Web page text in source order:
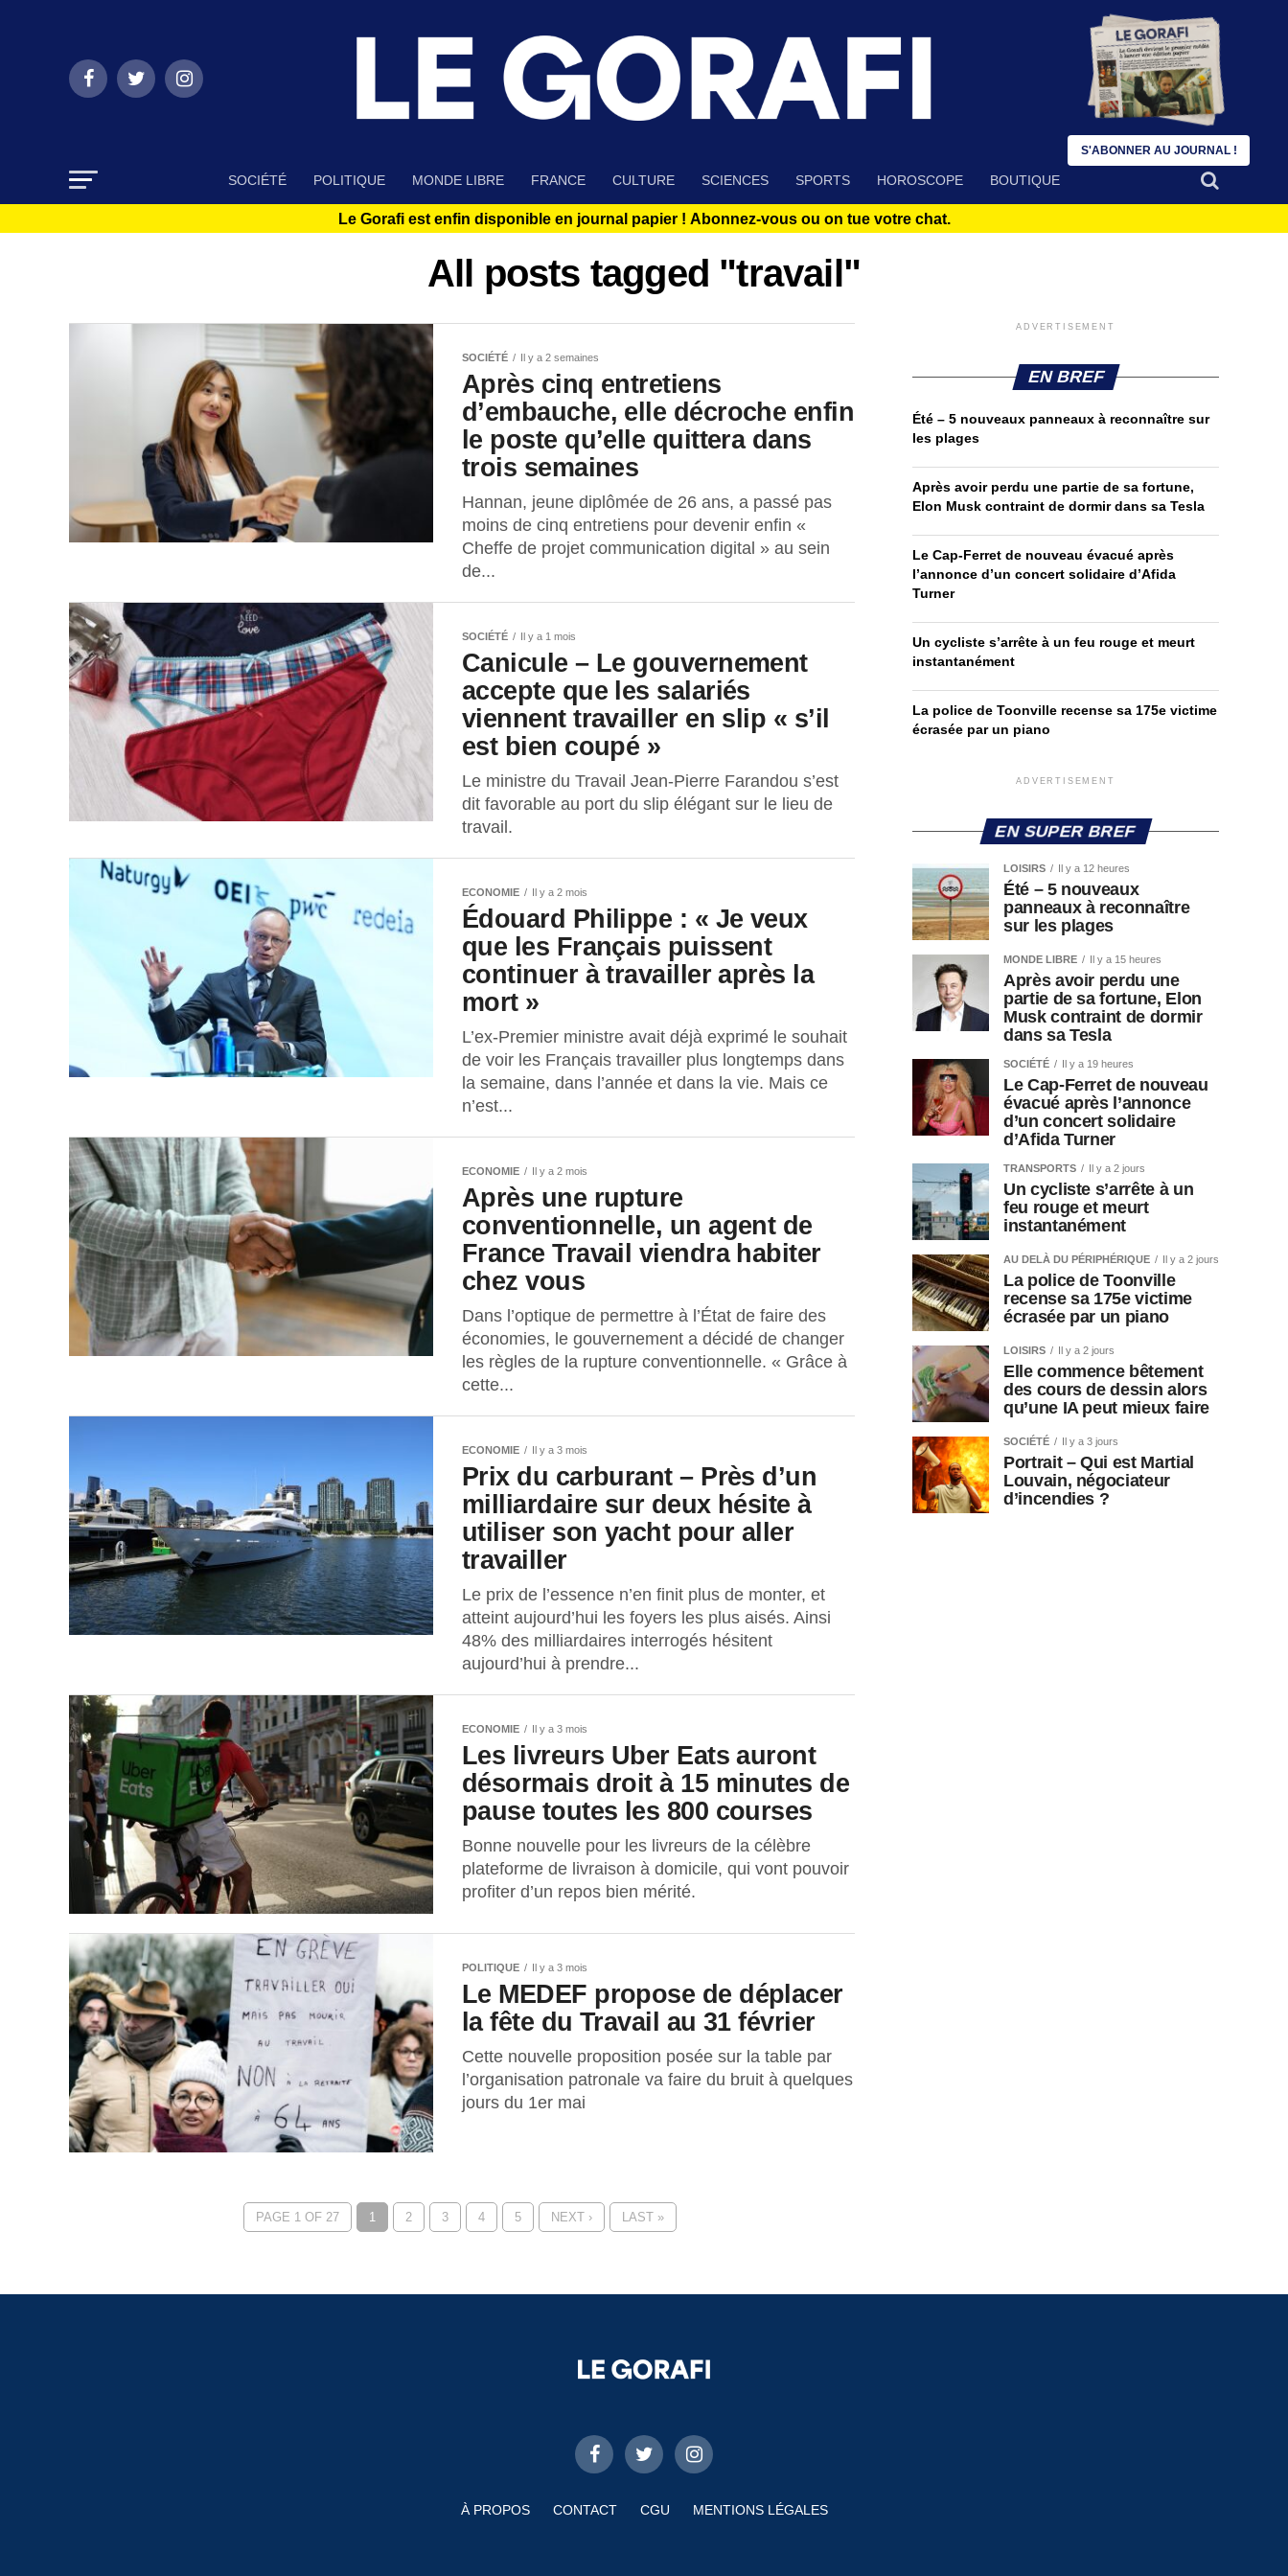
SOCIÉTÉ POLITIQUE MONDE LIBRE FRANCE CULTURE SCIENCES SPORTS HOROSCOPE BOUTIQUE
Le Gorafi est enfin disponible en journal papier ! Abonnez-vous ou on tue votre chat.
All posts tagged "travail"
SOCIÉTÉ Il y a 2 semaines
Après cinq entretiens
d’embauche, elle décroche enfin
le poste qu’elle quittera dans
trois semaines
Hannan, jeune diplômée de 26 ans, a passé pas
moins de cinq entretiens pour devenir enfin «
Cheffe de projet communication digital » au sein
de...
SOCIÉTÉ Il y a 1 mois
Canicule – Le gouvernement
accepte que les salariés
viennent travailler en slip « s’il
est bien coupé »
Le ministre du Travail Jean-Pierre Farandou s’est
dit favorable au port du slip élégant sur le lieu de
travail.
ECONOMIE Il y a 2 mois
Édouard Philippe : « Je veux
que les Français puissent
continuer à travailler après la
mort »
L’ex-Premier ministre avait déjà exprimé le souhait
de voir les Français travailler plus longtemps dans
la semaine, dans l’année et dans la vie. Mais ce
n’est...
ECONOMIE Il y a 2 mois
Après une rupture
conventionnelle, un agent de
France Travail viendra habiter
chez vous
Dans l’optique de permettre à l’État de faire des
économies, le gouvernement a décidé de changer
les règles de la rupture conventionnelle. « Grâce à
cette...
ECONOMIE Il y a 3 mois
Prix du carburant – Près d’un
milliardaire sur deux hésite à
utiliser son yacht pour aller
travailler
Le prix de l’essence n’en finit plus de monter, et
atteint aujourd’hui les foyers les plus aisés. Ainsi
48% des milliardaires interrogés hésitent
aujourd’hui à prendre...
ECONOMIE Il y a 3 mois
Les livreurs Uber Eats auront
désormais droit à 15 minutes de
pause toutes les 800 courses
Bonne nouvelle pour les livreurs de la célèbre
plateforme de livraison à domicile, qui vont pouvoir
profiter d’un repos bien mérité.
POLITIQUE Il y a 3 mois
Le MEDEF propose de déplacer
la fête du Travail au 31 février
Cette nouvelle proposition posée sur la table par
l’organisation patronale va faire du bruit à quelques
jours du 1er mai
PAGE 1 OF 27 1 2 3 4 5 NEXT › LAST »
ADVERTISEMENT
EN BREF
Été – 5 nouveaux panneaux à reconnaître sur
les plages
Après avoir perdu une partie de sa fortune,
Elon Musk contraint de dormir dans sa Tesla
Le Cap-Ferret de nouveau évacué après
l’annonce d’un concert solidaire d’Afida
Turner
Un cycliste s’arrête à un feu rouge et meurt
instantanément
La police de Toonville recense sa 175e victime
écrasée par un piano
ADVERTISEMENT
EN SUPER BREF
LOISIRS Il y a 12 heures
Été – 5 nouveaux
panneaux à reconnaître
sur les plages
MONDE LIBRE Il y a 15 heures
Après avoir perdu une
partie de sa fortune, Elon
Musk contraint de dormir
dans sa Tesla
SOCIÉTÉ Il y a 19 heures
Le Cap-Ferret de nouveau
évacué après l’annonce
d’un concert solidaire
d’Afida Turner
TRANSPORTS Il y a 2 jours
Un cycliste s’arrête à un
feu rouge et meurt
instantanément
AU DELÀ DU PÉRIPHÉRIQUE Il y a 2 jours
La police de Toonville
recense sa 175e victime
écrasée par un piano
LOISIRS Il y a 2 jours
Elle commence bêtement
des cours de dessin alors
qu’une IA peut mieux faire
SOCIÉTÉ Il y a 3 jours
Portrait – Qui est Martial
Louvain, négociateur
d’incendies ?
À PROPOS CONTACT CGU MENTIONS LÉGALES
S'ABONNER AU JOURNAL !